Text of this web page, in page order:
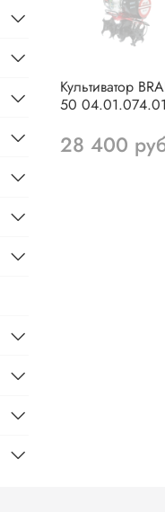
Культиватор
50
28 400